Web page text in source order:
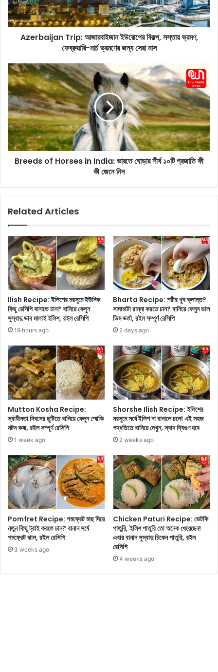
i
j
a
i
p
:
আ
জা
র
বা
ই
জা
রো
র
ল্প
,
স
স্তা
য়
ভ্র
ম
ণ
,
ফে
ব্রু
য়া
রি
-
মা
র্চ
ভ্র
ম
ণে
র
ন্য
সে
রা
মা
স
Azerbaijan Trip: আজারবাইজান ইউরোপের বিকল্প, সস্তায় ভ্রমণ,
ফেব্রুয়ারি-মার্চ ভ্রমণের জন্য সেরা মাস
B
r
e
e
d
s
o
f
H
n
d
i
a
:
র
তে
ঘো
ড়া
র
শী
র্ষ
১
০
টি
প্র
জা
তি
কী
জে
নে
নি
ন
Breeds of Horses in India: ভারতে ঘোড়ার শীর্ষ ১০টি প্রজাতি কী
কী জেনে নিন
Related Articles
Ilish Recipe: ইলিশের মরসুমে ইউনিক
কিছু রেসিপি বানাতে চান? বানিয়ে ফেলুন
সুস্বাদু ডাব মালাই ইলিশ, রইল রেসিপি
19 hours ago
Bharta Recipe: শরীর খুব ক্লান্ত?
সাদামাটা রান্না করতে চান? বানিয়ে ফেলুন ডাল
ডিম ভর্তা, রইল সম্পূর্ণ রেসিপি
2 days ago
Mutton Kosha Recipe:
স্বাধীনতা দিবসের ছুটিতে বানিয়ে ফেলুন স্মোকি
মটন কষা, রইল সম্পূর্ণ রেসিপি
1 week ago
Shorshe Ilish Recipe: ইলিশের
মরসুমে সর্ষে ইলিশ না বানালে চলে! এই সহজ
পদ্ধতিতে বানিয়ে দেখুন, স্বাদ দ্বিগুণ হবে
2 weeks ago
Pomfret Recipe: পমফ্রেট মাছ দিয়ে
নতুন কিছু ট্রাই করতে চান? বানান সর্ষে
পমফ্রেট ঝাল, রইল রেসিপি
3 weeks ago
Chicken Paturi Recipe: ভেটকি
পাতুরি, ইলিশ পাতুরি তো অনেক খেয়েছেন!
এবার বানান সুস্বাদু চিকেন পাতুরি, রইল
রেসিপি
4 weeks ago